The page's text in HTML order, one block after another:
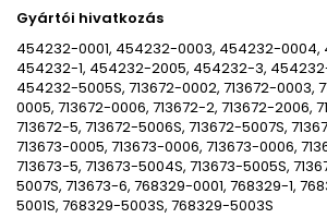
Gyártói hivatkozás
454232-0001, 454232-0003, 454232-0004,
454232-1, 454232-2005, 454232-3,
454232-5005S, 713672-0002, 713672-0003,
0005, 713672-0006, 713672-2, 713672-2006,
713672-5, 713672-5006S, 713672-5007S,
713673-0005, 713673-0006, 713673-0006,
713673-5, 713673-5004S, 713673-5005S,
5007S, 713673-6, 768329-0001, 768329-1,
5001S, 768329-5003S, 768329-5003S